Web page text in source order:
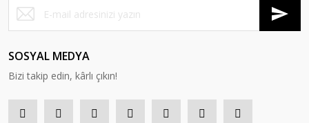
SOSYAL MEDYA
Bizi takip edin, kârlı çıkın!